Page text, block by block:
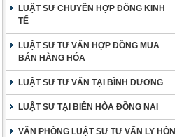
LUẬT SƯ CHUYÊN HỢP ĐỒNG KINH
TẾ
LUẬT SƯ TƯ VẤN HỢP ĐỒNG MUA
BÁN HÀNG HÓA
LUẬT SƯ TƯ VẤN TẠI BÌNH DƯƠNG
LUẬT SƯ TẠI BIÊN HÒA ĐỒNG NAI
VĂN PHÒNG LUẬT SƯ TƯ VẤN LY HÔN